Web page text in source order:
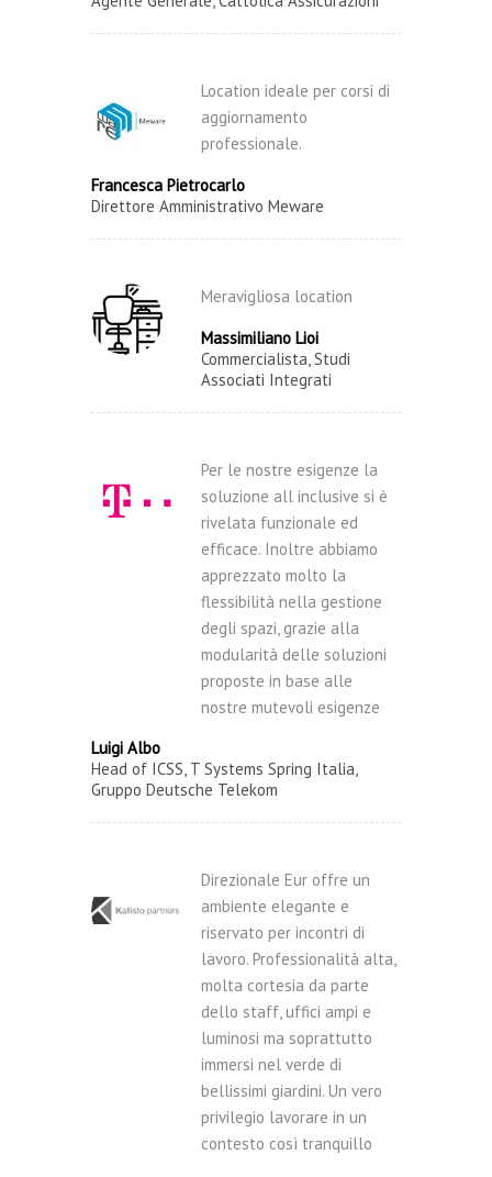
Location ideale per corsi di
aggiornamento
professionale.
Francesca Pietrocarlo
Direttore Amministrativo Meware
Meravigliosa location
Massimiliano Lioi
Commercialista, Studi
Associati Integrati
Per le nostre esigenze la
soluzione all inclusive si è
rivelata funzionale ed
efficace. Inoltre abbiamo
apprezzato molto la
flessibilità nella gestione
degli spazi, grazie alla
modularità delle soluzioni
proposte in base alle
nostre mutevoli esigenze
Luigi Albo
Head of ICSS, T Systems Spring Italia,
Gruppo Deutsche Telekom
Direzionale Eur offre un
ambiente elegante e
riservato per incontri di
lavoro. Professionalità alta,
molta cortesia da parte
dello staff, uffici ampi e
luminosi ma soprattutto
immersi nel verde di
bellissimi giardini. Un vero
privilegio lavorare in un
contesto così tranquillo